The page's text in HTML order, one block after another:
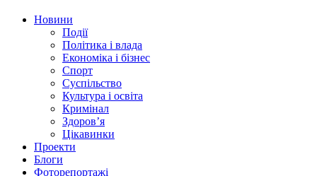
Новини
Події
Політика і влада
Економіка і бізнес
Спорт
Суспільство
Культура і освіта
Кримінал
Здоров’я
Цікавинки
Проекти
Блоги
Фоторепортажі